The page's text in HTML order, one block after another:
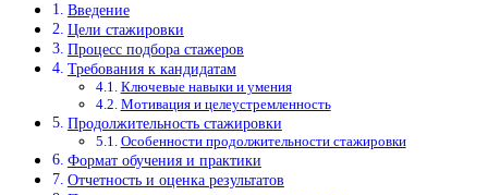
Введение
Цели стажировки
Процесс подбора стажеров
Требования к кандидатам
Ключевые навыки и умения
Мотивация и целеустремленность
Продолжительность стажировки
Особенности продолжительности стажировки
Формат обучения и практики
Отчетность и оценка результатов